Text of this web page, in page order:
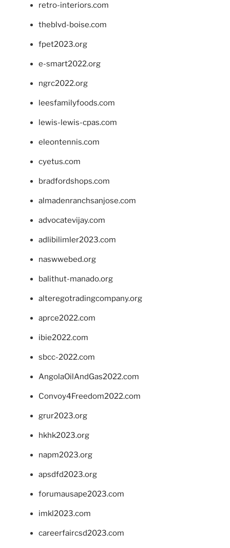
retro-interiors.com
theblvd-boise.com
fpet2023.org
e-smart2022.org
ngrc2022.org
leesfamilyfoods.com
lewis-lewis-cpas.com
eleontennis.com
cyetus.com
bradfordshops.com
almadenranchsanjose.com
advocatevijay.com
adlibilimler2023.com
naswwebed.org
balithut-manado.org
alteregotradingcompany.org
aprce2022.com
ibie2022.com
sbcc-2022.com
AngolaOilAndGas2022.com
Convoy4Freedom2022.com
grur2023.org
hkhk2023.org
napm2023.org
apsdfd2023.org
forumausape2023.com
imkl2023.com
careerfaircsd2023.com